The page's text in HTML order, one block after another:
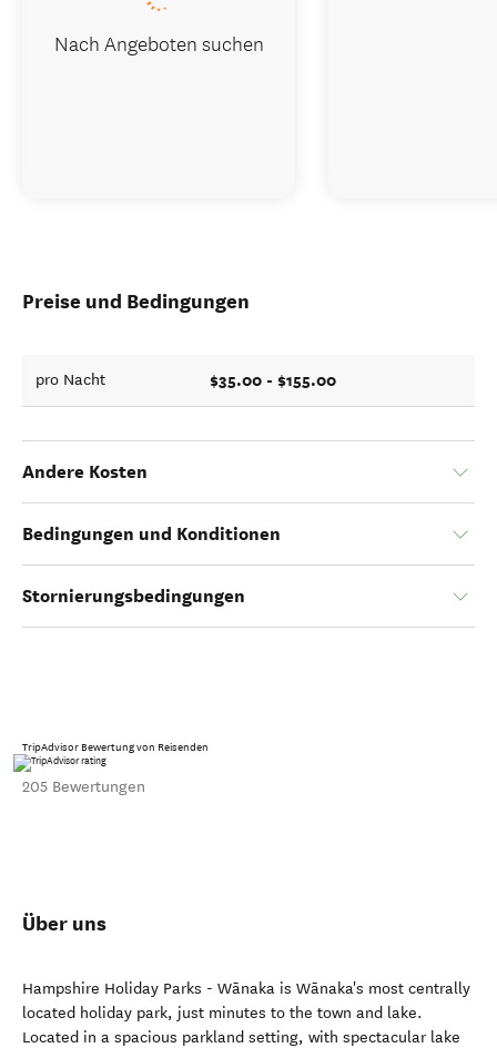
Preise und Bedingungen
pro Nacht $35.00 - $155.00
Andere Kosten
Bedingungen und Konditionen
Stornierungsbedingungen
TripAdvisor Bewertung von Reisenden
205 Bewertungen
Über uns
Hampshire Holiday Parks - Wānaka is Wānaka's most centrally
located holiday park, just minutes to the town and lake.
Located in a spacious parkland setting, with spectacular lake
Nach Angeboten suchen